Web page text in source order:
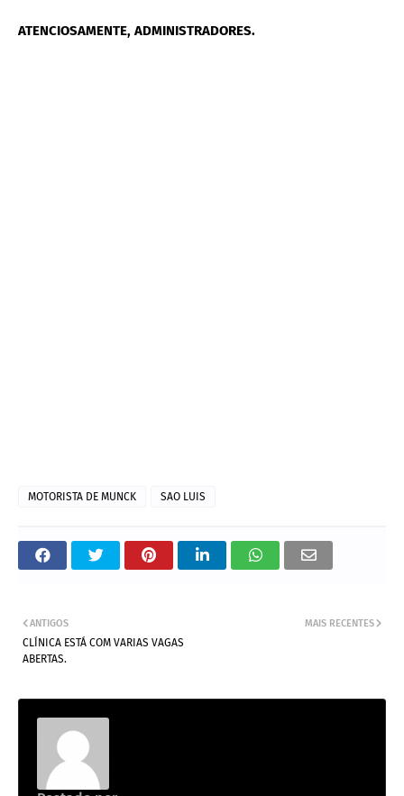
ATENCIOSAMENTE, ADMINISTRADORES.
MOTORISTA DE MUNCK SAO LUIS
MAIS RECENTES
ANTIGOS
CLÍNICA ESTÁ COM VARIAS VAGAS
ABERTAS.